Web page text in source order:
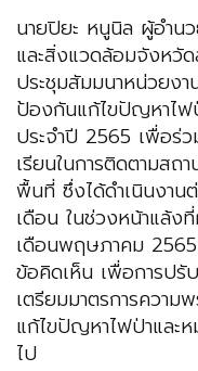
นายปิยะ หนูนิล ผู้อำน
และสิ่งแวดล้อมจังหวัด
ประชุมสัมมนาหน่วยง
ป้องกันแก้ไขปัญหาไฟ
ประจำปี 2565 เพื่อร่
เรียนในการติดตามสถ
พื้นที่ ซึ่งได้ดำเนินงาน
เดือน ในช่วงหน้าแล้ง
เดือนพฤษภาคม
ข้อคิดเห็น เพื่อการปรั
เตรียมมาตรการความ
แก้ไขปัญหาไฟป่าและ
ไป